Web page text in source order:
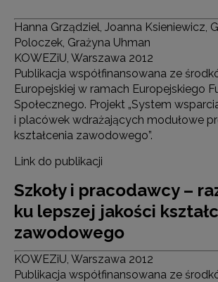
Hanna Grządziel, Joanna Ksieniewicz,
Poloczek, Grażyna Uhman
KOWEZiU, Warszawa 2012
Publikacja współfinansowana ze
Europejskiej w ramach Europejskiego
Społecznego. Projekt „System
i placówek wdrażających modułowe
kształcenia zawodowego”.
Link do publikacji
Szkoły i pracodawcy –
ku lepszej jakości
zawodowego
KOWEZiU, Warszawa 2012
Publikacja współfinansowana ze